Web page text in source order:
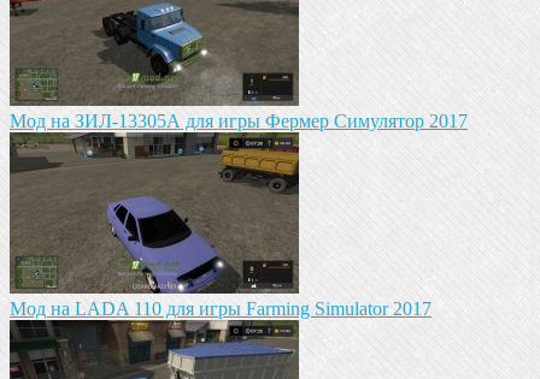
Мод на ЗИЛ-13305А для игры Фермер Симулятор 2017
Мод на LADA 110 для игры Farming Simulator 2017